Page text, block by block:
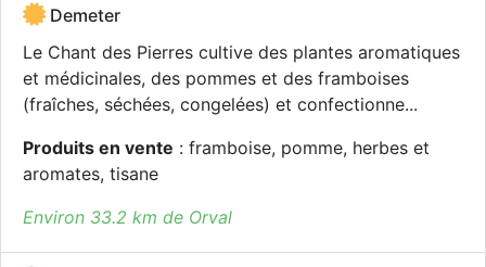
Demeter
Le Chant des Pierres cultive des plantes aromatiques
et médicinales, des pommes et des framboises
(fraîches, séchées, congelées) et confectionne...
Produits en vente : framboise, pomme, herbes et
aromates, tisane
Environ 33.2 km de Orval